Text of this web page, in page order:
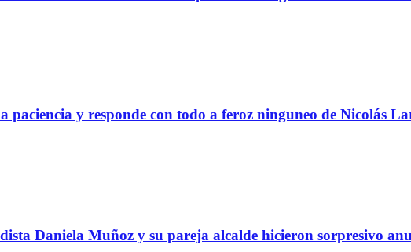
paciencia y responde con todo a feroz ninguneo de Nicolás
Daniela Muñoz y su pareja alcalde hicieron sorpresivo